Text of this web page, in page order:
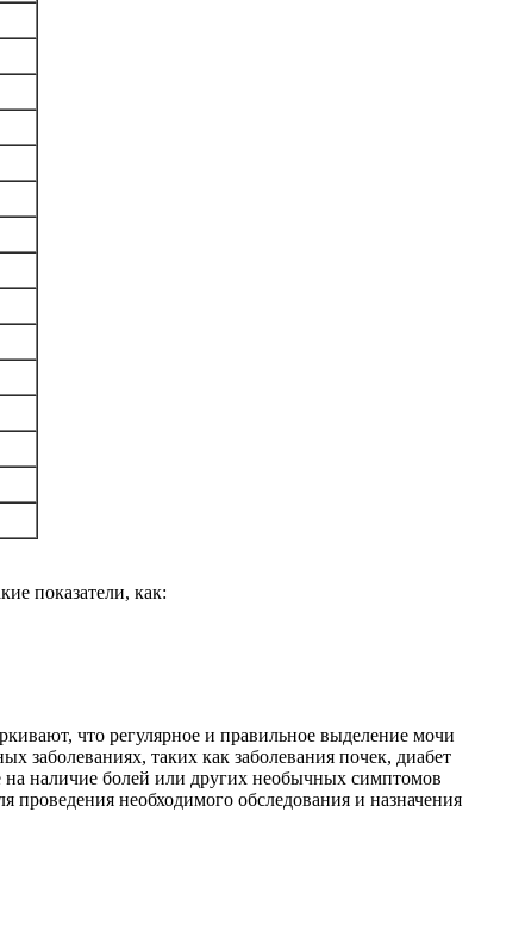
показатели, как:
что регулярное и правильное выделение мочи
заболеваниях, таких как заболевания почек, диабет
наличие болей или других необычных симптомов
необходимого обследования и назначения